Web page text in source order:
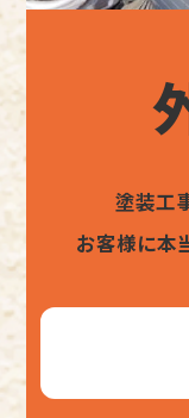
塗装工
お客様に本